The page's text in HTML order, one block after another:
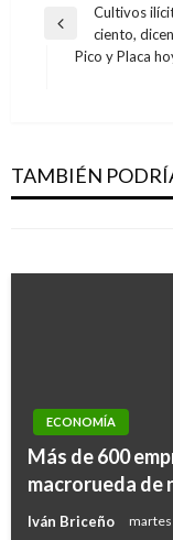
Navegación
Entrada
anterior
Cultivos
ciento,
Pico y Placa
TAMBIÉN
2020
Giovanni Alarcón M.
manufacturera
ECONOMÍA
Más de 600
macrorueda de
Iván Briceño